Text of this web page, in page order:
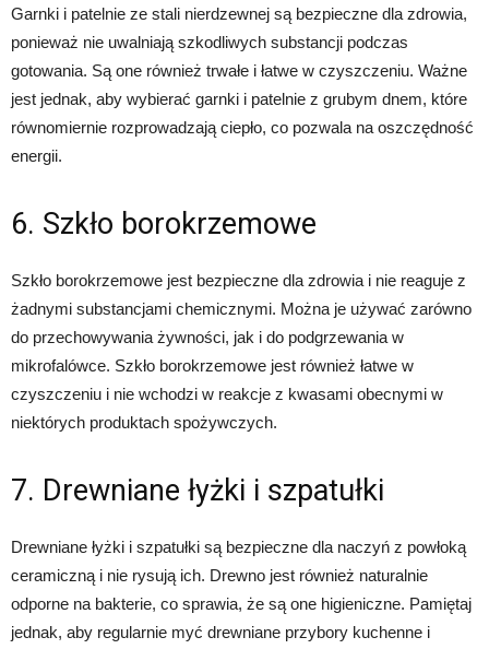
Garnki i patelnie ze stali nierdzewnej są bezpieczne dla zdrowia,
ponieważ nie uwalniają szkodliwych substancji podczas
gotowania. Są one również trwałe i łatwe w czyszczeniu. Ważne
jest jednak, aby wybierać garnki i patelnie z grubym dnem, które
równomiernie rozprowadzają ciepło, co pozwala na oszczędność
energii.
6. Szkło borokrzemowe
Szkło borokrzemowe jest bezpieczne dla zdrowia i nie reaguje z
żadnymi substancjami chemicznymi. Można je używać zarówno
do przechowywania żywności, jak i do podgrzewania w
mikrofalówce. Szkło borokrzemowe jest również łatwe w
czyszczeniu i nie wchodzi w reakcje z kwasami obecnymi w
niektórych produktach spożywczych.
7. Drewniane łyżki i szpatułki
Drewniane łyżki i szpatułki są bezpieczne dla naczyń z powłoką
ceramiczną i nie rysują ich. Drewno jest również naturalnie
odporne na bakterie, co sprawia, że są one higieniczne. Pamiętaj
jednak, aby regularnie myć drewniane przybory kuchenne i